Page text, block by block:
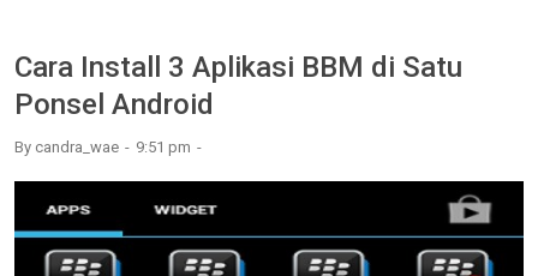
Cara Install 3 Aplikasi BBM di Satu
Ponsel Android
By candra_wae 9:51 pm